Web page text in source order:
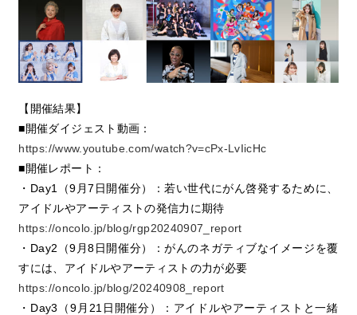
【開催結果】
■開催ダイジェスト動画：
https://www.youtube.com/watch?v=cPx-LvIicHc
■開催レポート：
・Day1（9月7日開催分）：若い世代にがん啓発するために、
アイドルやアーティストの発信力に期待
https://oncolo.jp/blog/rgp20240907_report
・Day2（9月8日開催分）：がんのネガティブなイメージを覆
すには、アイドルやアーティストの力が必要
https://oncolo.jp/blog/20240908_report
・Day3（9月21日開催分）：アイドルやアーティストと一緒